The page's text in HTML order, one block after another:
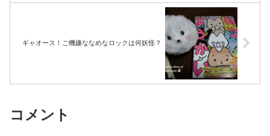
ギャオース！ご機嫌ななめなロックは何妖怪？
コメント